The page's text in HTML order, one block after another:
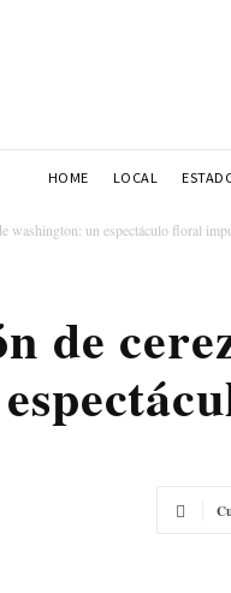
HOME LOCAL
washington: un espectáculo floral
de